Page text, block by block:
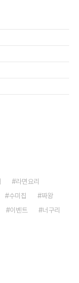
라면요리
수미칩
짜왕
이벤트
너구리